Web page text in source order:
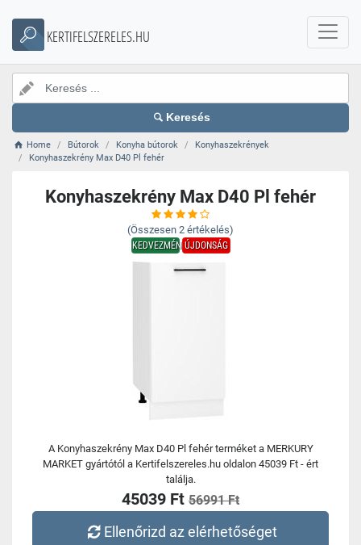
KERTIFELSZERELES.HU
Keresés
Home Bútorok Konyha bútorok
Konyhaszekrények
Konyhaszekrény Max D40 Pl fehér
Konyhaszekrény Max D40 Pl fehér
(Összesen 2 értékelés)
KEDVEZMÉNYÚJDONSÁG
A Konyhaszekrény Max D40 Pl fehér terméket a MERKURY
MARKET gyártótól a Kertifelszereles.hu oldalon 45039 Ft - ért
találja.
45039 Ft 56991 Ft
Ellenőrizd az elérhetőséget